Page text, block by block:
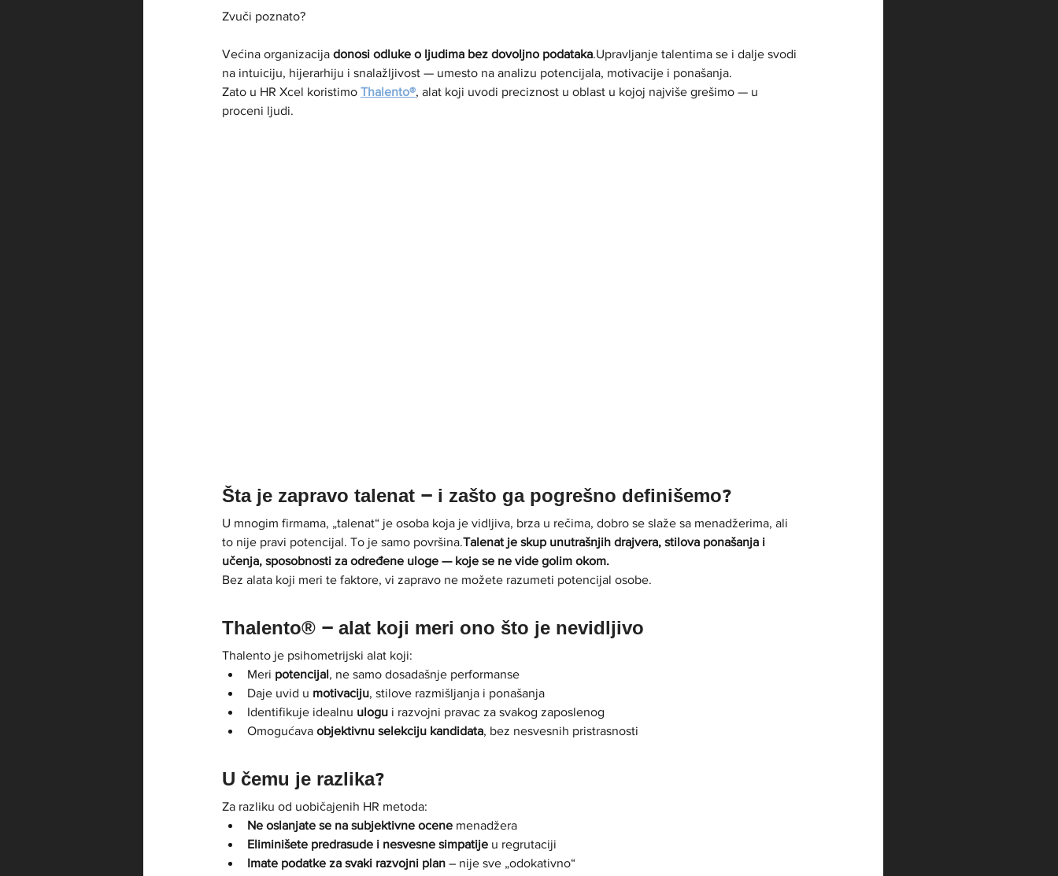
Zvuči poznato?
Većina organizacija donosi odluke o ljudima bez dovoljno podataka.Upravljanje talentima se i dalje svodi
na intuiciju, hijerarhiju i snalažljivost — umesto na analizu potencijala, motivacije i ponašanja.
Zato u HR Xcel koristimo Thalento®, alat koji uvodi preciznost u oblast u kojoj najviše grešimo — u
proceni ljudi.
Šta je zapravo talenat – i zašto ga pogrešno definišemo?
U mnogim firmama, „talenat“ je osoba koja je vidljiva, brza u rečima, dobro se slaže sa menadžerima, ali
to nije pravi potencijal. To je samo površina.Talenat je skup unutrašnjih drajvera, stilova ponašanja i
učenja, sposobnosti za određene uloge — koje se ne vide golim okom.
Bez alata koji meri te faktore, vi zapravo ne možete razumeti potencijal osobe.
Thalento® – alat koji meri ono što je nevidljivo
Thalento je psihometrijski alat koji:
Meri potencijal, ne samo dosadašnje performanse
Daje uvid u motivaciju, stilove razmišljanja i ponašanja
Identifikuje idealnu ulogu i razvojni pravac za svakog zaposlenog
Omogućava objektivnu selekciju kandidata, bez nesvesnih pristrasnosti
U čemu je razlika?
Za razliku od uobičajenih HR metoda:
Ne oslanjate se na subjektivne ocene menadžera
Eliminišete predrasude i nesvesne simpatije u regrutaciji
Imate podatke za svaki razvojni plan – nije sve „odokativno“